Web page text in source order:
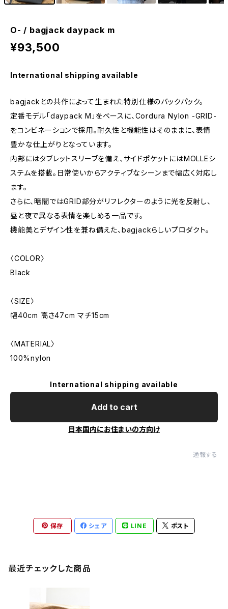
O- / bagjack daypack m
¥93,500
International shipping available
bagjackとの共作によって生まれた特別仕様のバックパック。
定番モデル「daypack M」をベースに、Cordura Nylon -GRID-
をコンビネーションで採用。耐久性と機能性はそのままに、表情
豊かな仕上がりとなっています。
内部にはタブレットスリーブを備え、サイドポケットにはMOLLEシ
ステムを搭載。日常使いからアクティブなシーンまで幅広く対応し
ます。
さらに、暗闇ではGRID部分がリフレクターのように光を反射し、
昼と夜で異なる表情を楽しめる一品です。
機能美とデザイン性を兼ね備えた、bagjackらしいプロダクト。
〈COLOR〉
Black
〈SIZE〉
幅40cm 高さ47cm マチ15cm
〈MATERIAL〉
100%nylon
International shipping available
Add to cart
日本国内にお住まいの方向け
通報する
保存 シェア LINE ポスト
最近チェックした商品